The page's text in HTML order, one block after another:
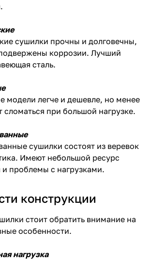
сушилки прочны и долговечны,
коррозии. Лучший
сталь.
легче и дешевле, но менее
сломаться при большой нагрузке.
сушилки состоят из веревок
Имеют небольшой ресурс
и проблемы с нагрузками.
конструкции
стоит обратить внимание на
особенности.
нагрузка